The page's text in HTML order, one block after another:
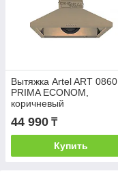
Вытяжка Artel ART 0860
PRIMA ECONOM,
коричневый
44 990 ₸
Купить